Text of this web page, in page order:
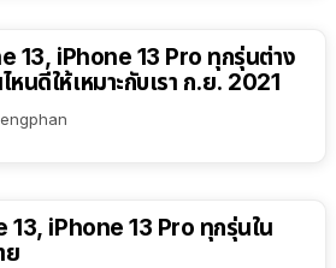
13, iPhone 13 Pro ทุกรุ่นต่าง
หนดีให้เหมาะกับเรา ก.ย. 2021
13, iPhone 13 Pro ทุกรุ่นใน
ย